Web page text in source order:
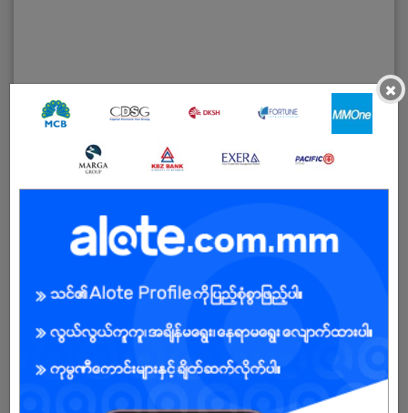
ကျွန်ုပ်တို့အကြောင်း
×